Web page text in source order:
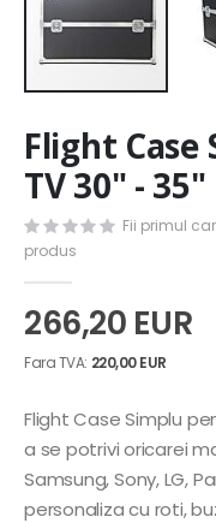
to
the
beginning
of
the
images
gallery
Flight
TV 30" - 35"
Fii primul
produs
266,20 EUR
220,00 EUR
Flight Case Simplu
a se potrivi oricarei
Samsung, Sony, LG,
personaliza cu roti,